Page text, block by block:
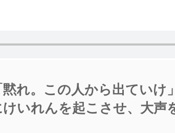
れ。この人から出ていけ
いれんを起こさせ、大声